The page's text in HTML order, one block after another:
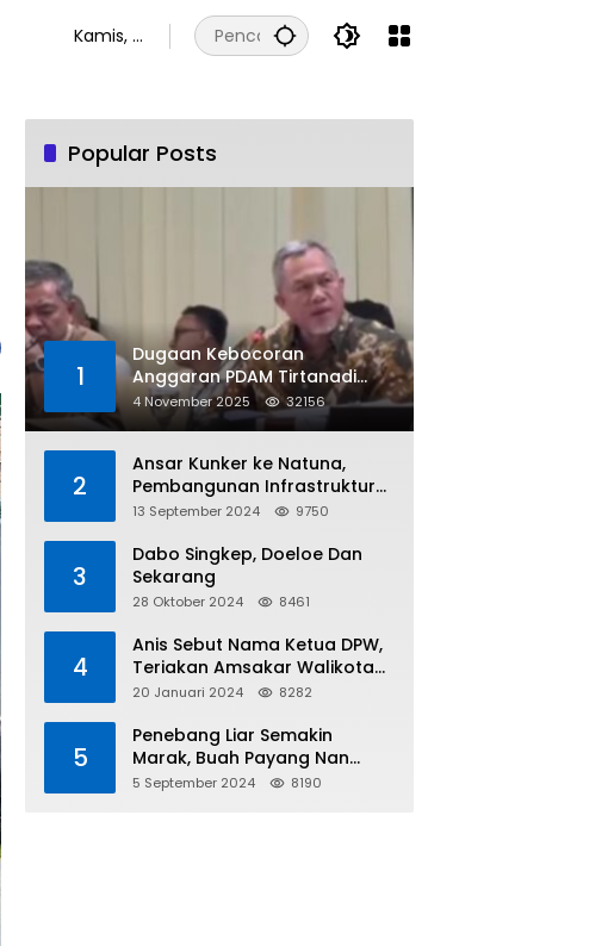
Kamis, 6
Popular Posts
1
Dugaan Kebocoran
Anggaran PDAM Tirtanadi
Rp450 Miliar Per Tahun Tuai
Kritikan
4 November 2025 32156
2
Ansar Kunker ke Natuna,
Pembangunan Infrastruktur
dan Bantuan Sosial
Tiga
13 September 2024 9750
3
Dabo Singkep, Doeloe Dan
Sekarang
28 Oktober 2024 8461
4
Anis Sebut Nama Ketua DPW,
Teriakan Amsakar Walikota
Batam Menggema
20 Januari 2024 8282
5
Penebang Liar Semakin
Marak, Buah Payang Nan
Langka Pun Jadi Targetnya
5 September 2024 8190